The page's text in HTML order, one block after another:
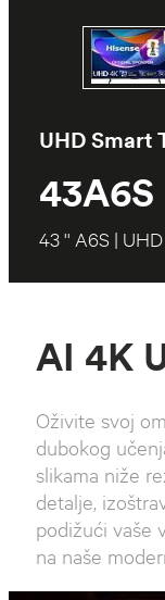
UHD Smart
43A6S
43 '' A6S |
AI 4K
Oživite svoj
dubokog
slikama niže
detalje,
podižući vaše
na naše